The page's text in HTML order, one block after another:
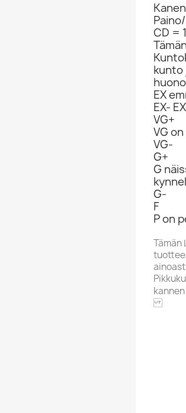
CD =
kunto
EX
EX-
VG+
VG
VG-
G+
G
G-
F
P on
Tämän